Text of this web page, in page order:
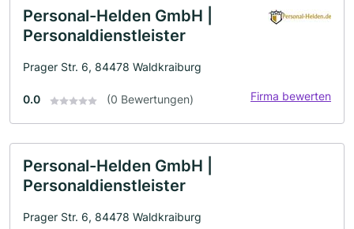
Personal-Helden GmbH |
Personaldienstleister
Prager Str. 6, 84478 Waldkraiburg
0.0 (0 Bewertungen) Firma bewerten
Personal-Helden GmbH |
Personaldienstleister
Prager Str. 6, 84478 Waldkraiburg